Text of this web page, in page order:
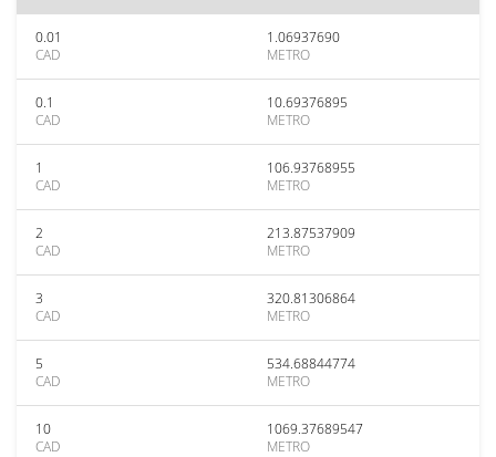
0.01
CAD
1.06937690
METRO
0.1
CAD
10.69376895
METRO
1
CAD
106.93768955
METRO
2
CAD
213.87537909
METRO
3
CAD
320.81306864
METRO
5
CAD
534.68844774
METRO
10
CAD
1069.37689547
METRO